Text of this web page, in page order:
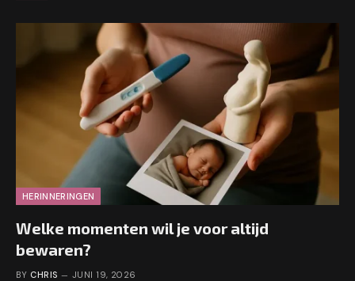
HERINNERINGEN
Welke momenten wil je voor altijd
bewaren?
BY CHRIS JUNI 19, 2026